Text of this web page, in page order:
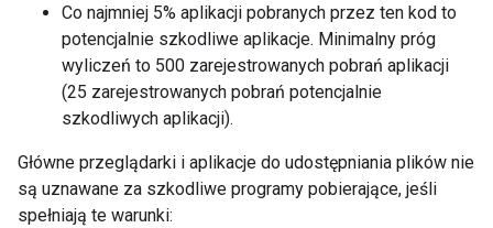
Co najmniej 5% aplikacji pobranych przez ten kod to
potencjalnie szkodliwe aplikacje. Minimalny próg
wyliczeń to 500 zarejestrowanych pobrań aplikacji
(25 zarejestrowanych pobrań potencjalnie
szkodliwych aplikacji).
Główne przeglądarki i aplikacje do udostępniania plików nie
są uznawane za szkodliwe programy pobierające, jeśli
spełniają te warunki: